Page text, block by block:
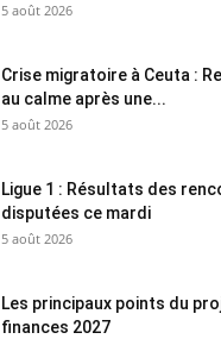
5 août 2026
Crise migratoire à Ceuta :
au calme après une...
5 août 2026
Ligue 1 : Résultats des
disputées ce mardi
5 août 2026
Les principaux points du
finances 2027